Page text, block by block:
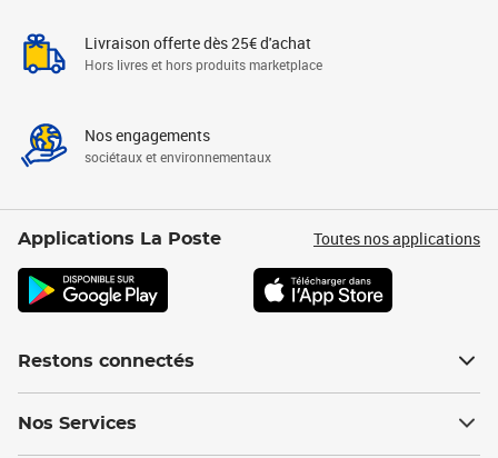
Livraison offerte dès 25€ d'achat
Hors livres et hors produits marketplace
Nos engagements
sociétaux et environnementaux
Applications La Poste Toutes nos applications
Restons connectés
Nos Services